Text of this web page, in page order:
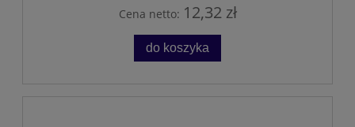
Cena netto: 12,32 zł
do koszyka